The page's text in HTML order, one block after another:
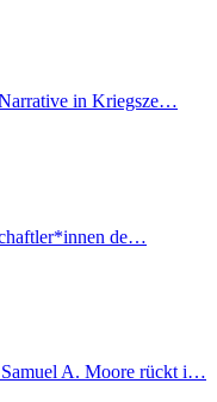
Narrative in Kriegsze…
de…
Samuel A. Moore rückt i…